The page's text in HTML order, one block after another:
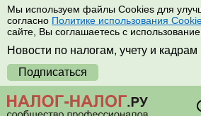
Мы используем файлы Cookies для
согласно Политике использования
сайте, Вы соглашаетесь с
Новости по налогам, учету и кадрам
Подписаться